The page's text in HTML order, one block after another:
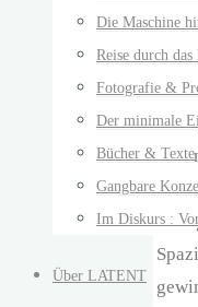
Die Maschine
Reise durch
Fotografie &
Der minimale
Bücher & Texte
Gangbare
Im Diskurs :
Über LATENT
Mit
und
zu